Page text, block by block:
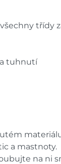
třídy
tuhnutí
a mastnoty.
na ni